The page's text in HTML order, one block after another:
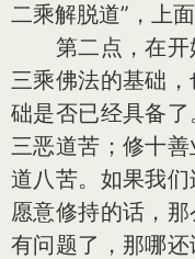
二乘解脱道”，上
第二点，在开
三乘佛法的基础
础是否已经具备
三恶道苦；修十
道八苦。如果我
愿意修持的话，
有问题了，那哪